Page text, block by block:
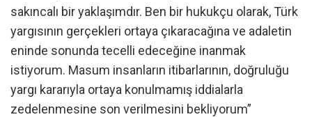
sakıncalı bir yaklaşımdır. Ben bir hukukçu olarak, Türk
yargısının gerçekleri ortaya çıkaracağına ve adaletin
eninde sonunda tecelli edeceğine inanmak
istiyorum. Masum insanların itibarlarının, doğruluğu
yargı kararıyla ortaya konulmamış iddialarla
zedelenmesine son verilmesini bekliyorum”